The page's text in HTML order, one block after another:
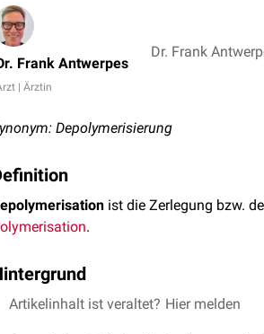
Frank Antwerpes
| Ärztin
Dr. Frank
Depolymerisierung
ist die Zerlegung bzw.
.
Depolymerisation wird durch
Artikelinhalt ist veraltet? Hier melden